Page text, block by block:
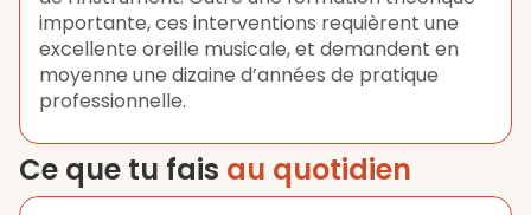
importante, ces interventions requièrent une
excellente oreille musicale, et demandent en
moyenne une dizaine d’années de pratique
professionnelle.
Ce que tu fais au quotidien